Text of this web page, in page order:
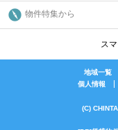
物件特集から
ス
地域一覧
個人情報
(C)